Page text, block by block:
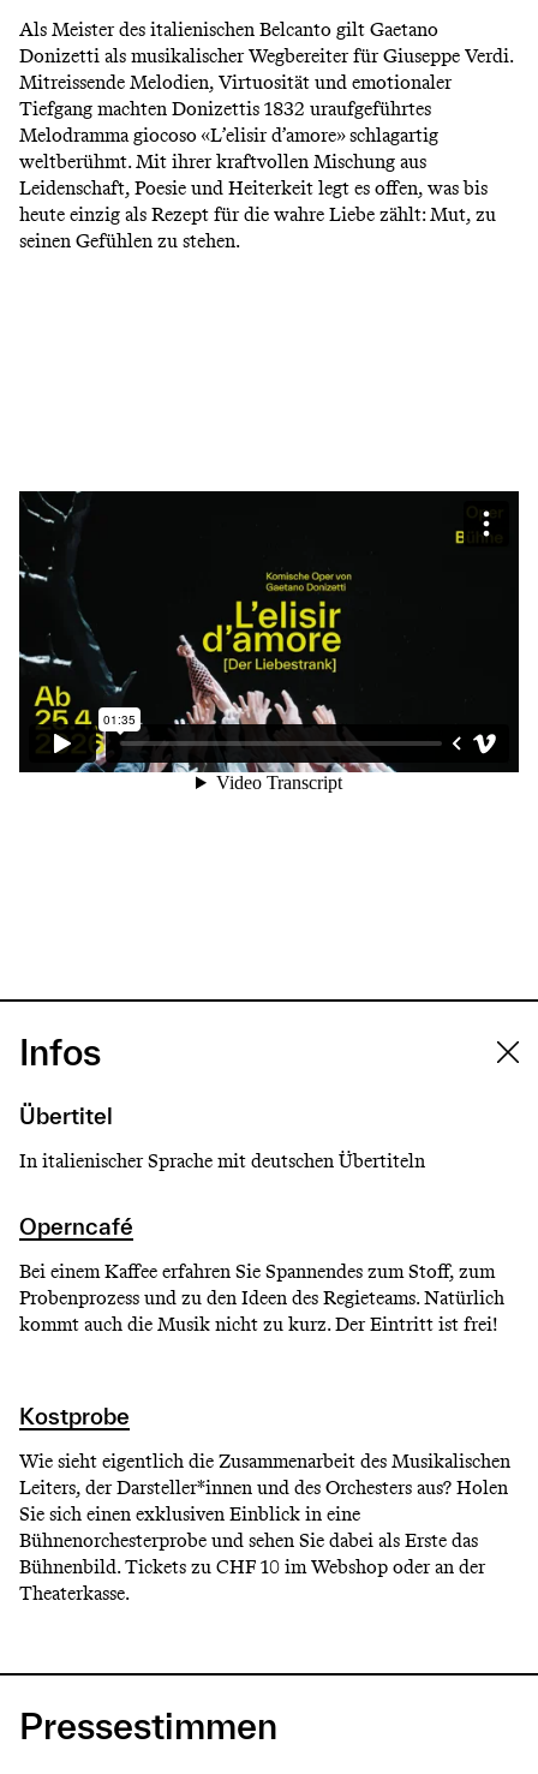
Als Meister des italienischen Belcanto gilt Gaetano
Donizetti als musikalischer Wegbereiter für Giuseppe Verdi.
Mitreissende Melodien, Virtuosität und emotionaler
Tiefgang machten Donizettis 1832 uraufgeführtes
Melodramma giocoso «L’elisir d’amore» schlagartig
weltberühmt. Mit ihrer kraftvollen Mischung aus
Leidenschaft, Poesie und Heiterkeit legt es offen, was bis
heute einzig als Rezept für die wahre Liebe zählt: Mut, zu
seinen Gefühlen zu stehen.
Infos
Übertitel
In italienischer Sprache mit deutschen Übertiteln
Operncafé
Bei einem Kaffee erfahren Sie Spannendes zum Stoff, zum
Probenprozess und zu den Ideen des Regieteams. Natürlich
kommt auch die Musik nicht zu kurz. Der Eintritt ist frei!
Kostprobe
Wie sieht eigentlich die Zusammenarbeit des Musikalischen
Leiters, der Darsteller*innen und des Orchesters aus? Holen
Sie sich einen exklusiven Einblick in eine
Bühnenorchesterprobe und sehen Sie dabei als Erste das
Bühnenbild. Tickets zu CHF 10 im Webshop oder an der
Theaterkasse.
Pressestimmen